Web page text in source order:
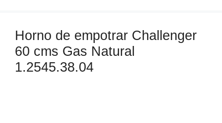
r
í
a
Horno de empotrar Challenger
60 cms Gas Natural
1.2545.38.04